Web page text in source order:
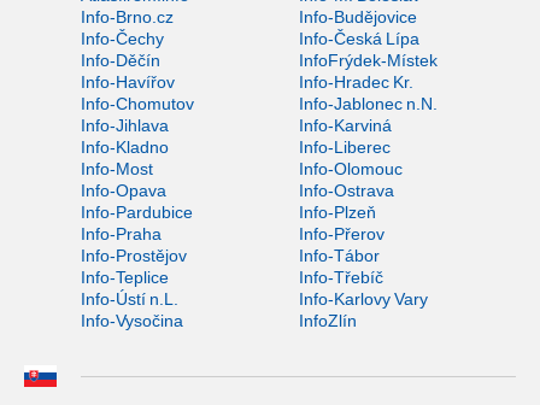
Info-Brno.cz
Info-Budějovice
Info-Čechy
Info-Česká Lípa
Info-Děčín
InfoFrýdek-Místek
Info-Havířov
Info-Hradec Kr.
Info-Chomutov
Info-Jablonec n.N.
Info-Jihlava
Info-Karviná
Info-Kladno
Info-Liberec
Info-Most
Info-Olomouc
Info-Opava
Info-Ostrava
Info-Pardubice
Info-Plzeň
Info-Praha
Info-Přerov
Info-Prostějov
Info-Tábor
Info-Teplice
Info-Třebíč
Info-Ústí n.L.
Info-Karlovy Vary
Info-Vysočina
InfoZlín